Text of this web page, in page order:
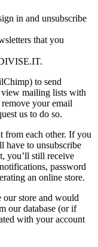
in and unsubscribe
that you
to send
view mailing lists with
your email
us to do so.
from each other. If you
have to unsubscribe
you’ll still receive
password
an online store.
store and would
our database (or if
with your account